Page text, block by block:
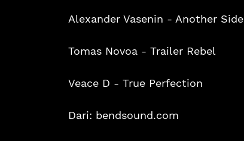
Alexander Vasenin - Another Side
Tomas Novoa - Trailer Rebel
Veace D - True Perfection
Dari: bendsound.com